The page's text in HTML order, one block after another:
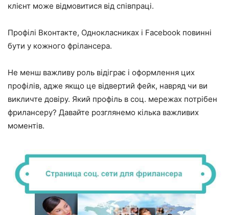
клієнт може відмовитися від співпраці.
Профілі Вконтакте, Однокласниках і Facebook повинні
бути у кожного фрілансера.
Не менш важливу роль відіграє і оформлення цих
профілів, адже якщо це відвертий фейк, навряд чи ви
викличте довіру. Який профіль в соц. мережах потрібен
фрилансеру? Давайте розглянемо кілька важливих
моментів.